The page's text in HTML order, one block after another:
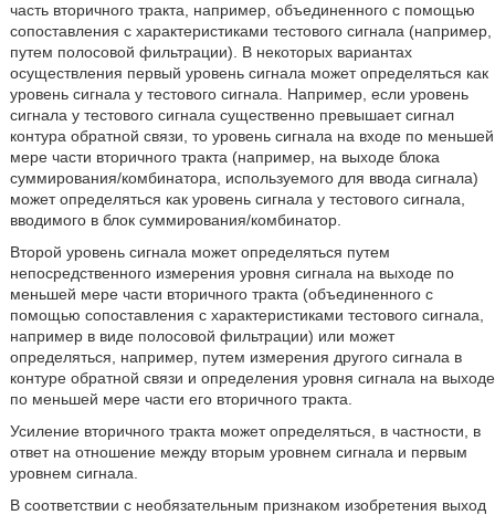
часть вторичного тракта, например, объединенного с помощью
сопоставления с характеристиками тестового сигнала (например,
путем полосовой фильтрации). В некоторых вариантах
осуществления первый уровень сигнала может определяться как
уровень сигнала у тестового сигнала. Например, если уровень
сигнала у тестового сигнала существенно превышает сигнал
контура обратной связи, то уровень сигнала на входе по меньшей
мере части вторичного тракта (например, на выходе блока
суммирования/комбинатора, используемого для ввода сигнала)
может определяться как уровень сигнала у тестового сигнала,
вводимого в блок суммирования/комбинатор.
Второй уровень сигнала может определяться путем
непосредственного измерения уровня сигнала на выходе по
меньшей мере части вторичного тракта (объединенного с
помощью сопоставления с характеристиками тестового сигнала,
например в виде полосовой фильтрации) или может
определяться, например, путем измерения другого сигнала в
контуре обратной связи и определения уровня сигнала на выходе
по меньшей мере части его вторичного тракта.
Усиление вторичного тракта может определяться, в частности, в
ответ на отношение между вторым уровнем сигнала и первым
уровнем сигнала.
В соответствии с необязательным признаком изобретения выход